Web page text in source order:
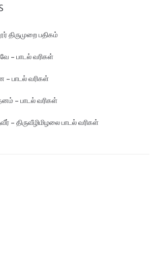
பதிகம்
– பாடல் வரிகள்
பாடல் வரிகள்
– பாடல் வரிகள்
– திருவீழிமிழலை பாடல் வரிகள்